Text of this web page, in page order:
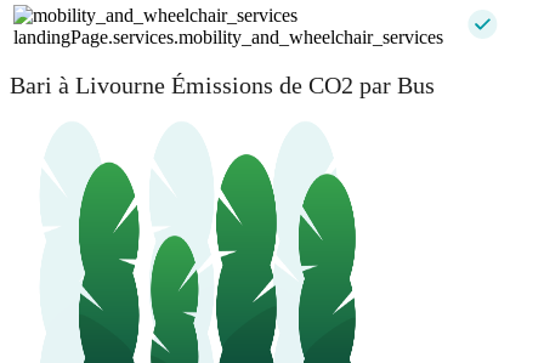
landingPage.services.mobility_and_wheelchair_services
Bari à Livourne Émissions de CO2 par Bus